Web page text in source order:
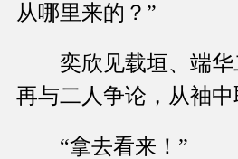
从哪里来的？”
奕欣见载垣、端
再与二人争论，从袖中
“拿去看来！”